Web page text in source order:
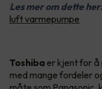
Les mer om dette
luft varmepumpe
Toshiba er kjent for å
med mange fordeler